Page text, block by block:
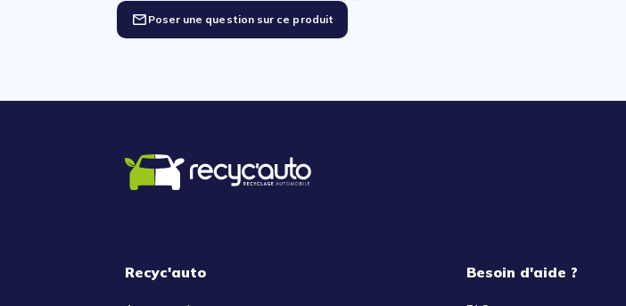
Poser une question sur ce produit
Recyc'auto Besoin d'aide ?